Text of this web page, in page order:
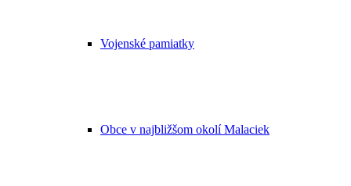
Vojenské pamiatky
Obce v najbližšom okolí Malaciek